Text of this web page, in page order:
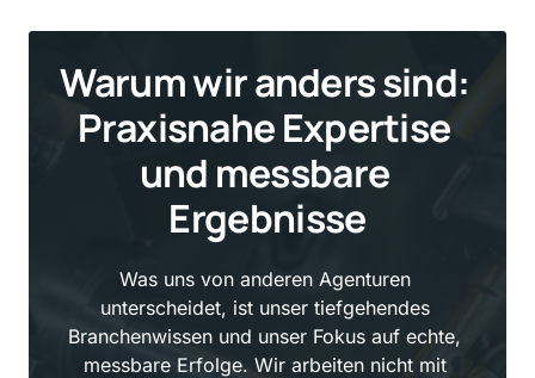
Warum wir anders sind:
Praxisnahe Expertise
und messbare
Ergebnisse
Was uns von anderen Agenturen
unterscheidet, ist unser tiefgehendes
Branchenwissen und unser Fokus auf echte,
messbare Erfolge. Wir arbeiten nicht mit